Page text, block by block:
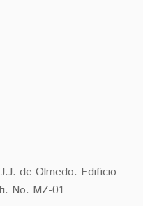
de Olmedo. Edificio
No. MZ-01